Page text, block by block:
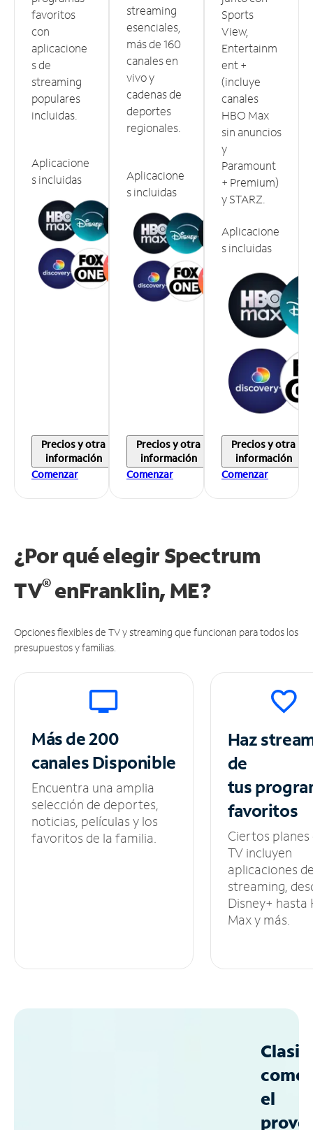
favoritos
con
aplicacione
s de
streaming
populares
incluidas.
Aplicacione
s incluidas
Precios y otra
información
Comenzar
streaming
esenciales,
más de 160
canales en
vivo y
cadenas de
deportes
regionales.
Aplicacione
s incluidas
Precios y otra
información
Comenzar
Sports
View,
Entertainm
ent +
(incluye
canales
HBO Max
sin anuncios
y
Paramount
+ Premium)
y STARZ.
Aplicacione
s incluidas
Precios y otra
información
Comenzar
¿Por qué elegir Spectrum
TV®enFranklin, ME?
Opciones flexibles de TV y streaming que funcionan para todos los
presupuestos y familias.
Más de 200
canalesDisponible
Encuentra una amplia
selección de deportes,
noticias, películas y los
favoritos de la familia.
Haz
de
tus
favoritos
Ciertos planes
TV incluyen
aplicaciones
streaming,
Disney+ hasta
Max y más.
como
el